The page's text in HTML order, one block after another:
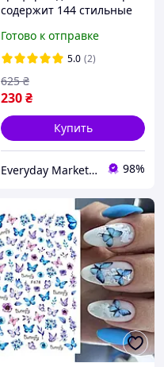
содержит 144 стильные
нейл-арта
Готово к отправке
5.0 (2)
230₴
625 ₴
Купить
Everyday Market 0965612251 98%